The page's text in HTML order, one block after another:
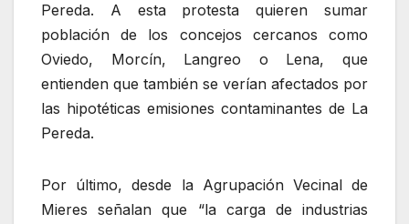
Pereda. A esta protesta quieren sumar
población de los concejos cercanos como
Oviedo, Morcín, Langreo o Lena, que
entienden que también se verían afectados por
las hipotéticas emisiones contaminantes de La
Pereda.
Por último, desde la Agrupación Vecinal de
Mieres señalan que “la carga de industrias